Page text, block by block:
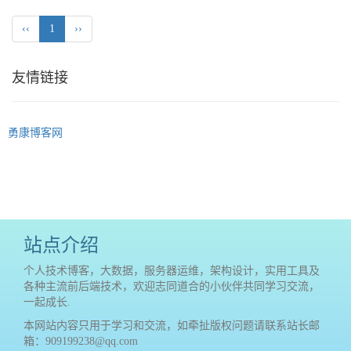
‹‹ 1 ››
友情链接
勇康博客网
站点介绍
个人技术博客，大数据，服务器运维，架构设计，实用工具及
各种主流前后端技术，欢迎志同道合的小伙伴共同学习交流，
一起成长.
本网站内容只用于学习和交流，如牵扯版权问题请联系站长邮
箱：909199238@qq.com